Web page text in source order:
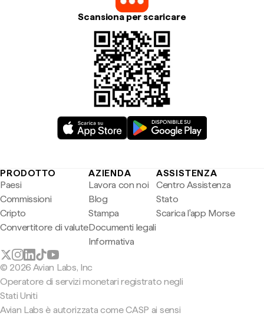
Scansiona per scaricare
PRODOTTO
Paesi
Commissioni
Cripto
Convertitore di valute
AZIENDA
Lavora con noi
Blog
Stampa
Documenti legali
Informativa
ASSISTENZA
Centro Assistenza
Stato
Scarica l'app Morse
© 2026 Avian Labs, Inc
Operatore di servizi monetari registrato negli
Stati Uniti
Avian Labs è autorizzata come CASP ai sensi